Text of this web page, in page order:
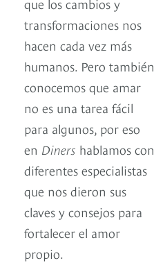
transformaciones nos
hacen cada vez más
humanos. Pero también
conocemos que amar
no es una tarea fácil
para algunos, por eso
en Diners hablamos con
diferentes especialistas
que nos dieron sus
claves y consejos para
fortalecer el amor
propio.